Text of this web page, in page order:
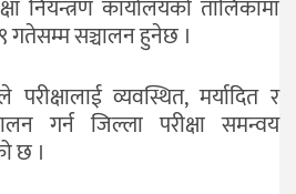
नियन्त्रण कार्यालयको तालिकामा
गतेसम्म सञ्चालन हुनेछ ।
व्यवस्थित, मर्यादित र
गर्न जिल्ला परीक्षा समन्वय
छ ।